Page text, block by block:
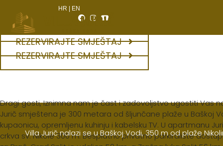
HR EN
REZERVIRAJTE SMJEŠTAJ
REZERVIRAJTE SMJEŠTAJ
Dragi gosti, Iznimna nam je čast i zadovoljstvo ugostiti Vas
Jurič smještena je 300 metara od šljunčane plaže u Baškoj
kupaonicu, opremljenu kuhinju i kabelsku TV. U apartmanu
crkva sv. Nikole 300 m. Besplatno privatno parkiralište
Villa Jurič nalazi se u Baškoj Vodi, 350 m od plaže